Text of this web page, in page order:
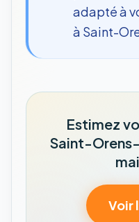
adapté à
à Saint-
Estimez
Saint-
Voir